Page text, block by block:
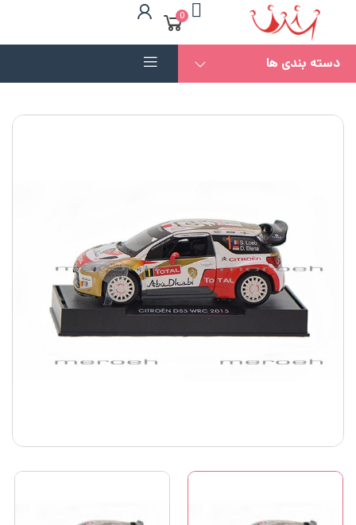
0
دسته بندی ها